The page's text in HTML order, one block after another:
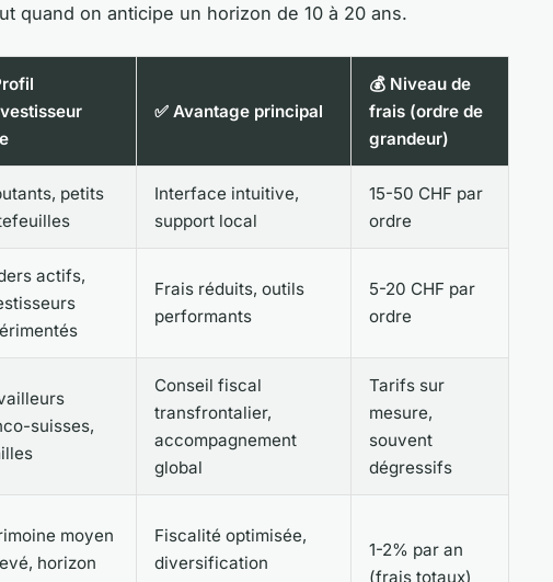
quand on anticipe un horizon de 10 à 20 ans.
✅ Avantage principal
💰 Niveau de
frais (ordre de
grandeur)
petits
Interface intuitive,
support local
15-50 CHF par
ordre
actifs,
Frais réduits, outils
performants
5-20 CHF par
ordre
suisses,
Conseil fiscal
transfrontalier,
accompagnement
global
Tarifs sur
mesure,
souvent
dégressifs
moyen
horizon
Fiscalité optimisée,
diversification
1-2% par an
(frais totaux)